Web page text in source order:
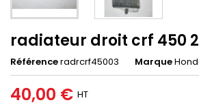
radiateur droit crf 450
Référenceradrcrf45003 Marque
40,00 € HT